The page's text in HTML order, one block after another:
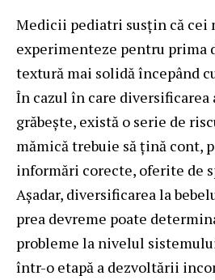
Medicii pediatri susțin că cei
experimenteze pentru prima
textură mai solidă începând
În cazul în care
grăbește, există o serie de
mămică trebuie să țină cont,
informări corecte, oferite de
Așadar, diversificarea la
prea devreme poate
probleme la nivelul
într-o etapă a dezvoltării